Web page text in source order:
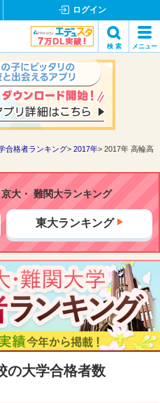
ログイン
検 索 メニュー
検索
合格者ランキング 2017年
2017年 高輪高
大・ 難関大ランキング
東大ランキング
の大学合格者数